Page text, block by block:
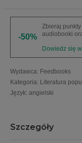
-50%
Zbieraj
audiobooki
Dowiedz się
Wydawca: Feedbooks
Kategoria: Literatura
Język: angielski
Szczegóły